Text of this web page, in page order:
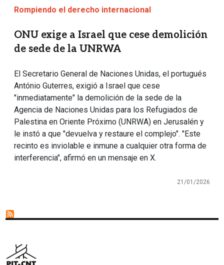
Rompiendo el derecho internacional
ONU exige a Israel que cese demolición
de sede de la UNRWA
El Secretario General de Naciones Unidas, el portugués
António Guterres, exigió a Israel que cese
"inmediatamente" la demolición de la sede de la
Agencia de Naciones Unidas para los Refugiados de
Palestina en Oriente Próximo (UNRWA) en Jerusalén y
le instó a que "devuelva y restaure el complejo". "Este
recinto es inviolable e inmune a cualquier otra forma de
interferencia", afirmó en un mensaje en X.
21/01/2026